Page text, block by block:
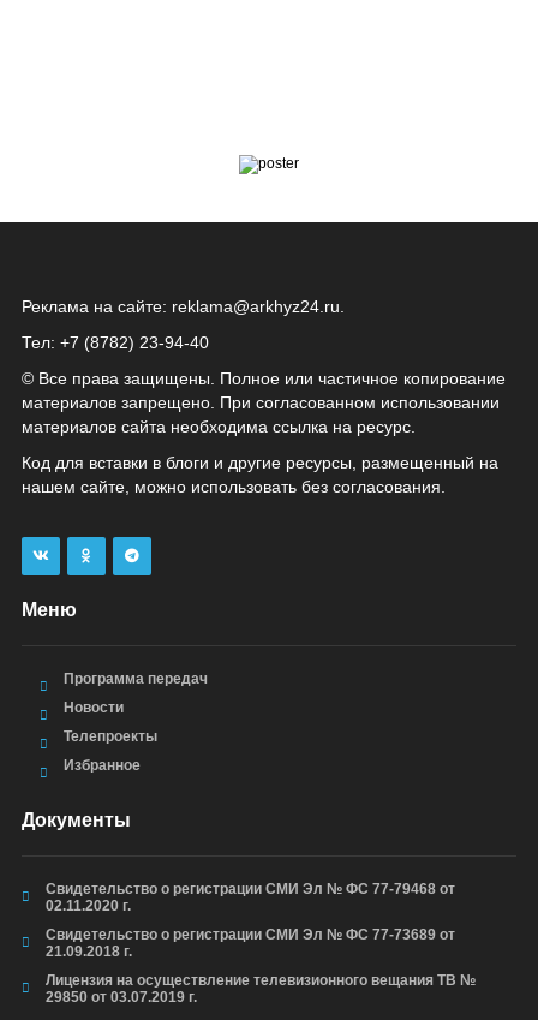
Реклама на сайте: reklama@arkhyz24.ru
Тел: +7 (8782) 23‑94‑40
© Все права защищены. Полное или частичное копирование
материалов запрещено. При согласованном использовании
материалов сайта необходима ссылка на ресурс.
Код для вставки в блоги и другие ресурсы, размещенный на
нашем сайте, можно использовать без согласования.
Меню
Программа передач
Новости
Телепроекты
Избранное
Документы
Свидетельство о регистрации СМИ Эл № ФС 77-79468 от
02.11.2020 г.
Свидетельство о регистрации СМИ Эл № ФС 77-73689 от
21.09.2018 г.
Лицензия на осуществление телевизионного вещания ТВ №
29850 от 03.07.2019 г.